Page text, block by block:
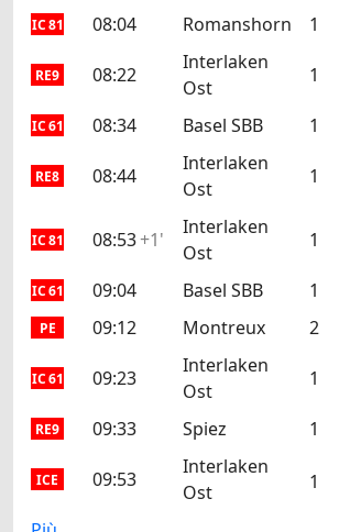
IC 81 08:04 Romanshorn 1
RE9 08:22
Interlaken
Ost
1
IC 61 08:34 Basel SBB 1
RE8 08:44
Interlaken
Ost
1
IC 81 08:53+1'
Interlaken
Ost
1
IC 61 09:04 Basel SBB 1
PE 09:12 Montreux 2
IC 61 09:23
Interlaken
Ost
1
RE9 09:33 Spiez 1
ICE 09:53
Interlaken
Ost
1